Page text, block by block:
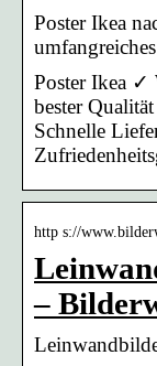
Poster Ikea
Poster Ikea ✓
bester
Schnelle
http s://
–